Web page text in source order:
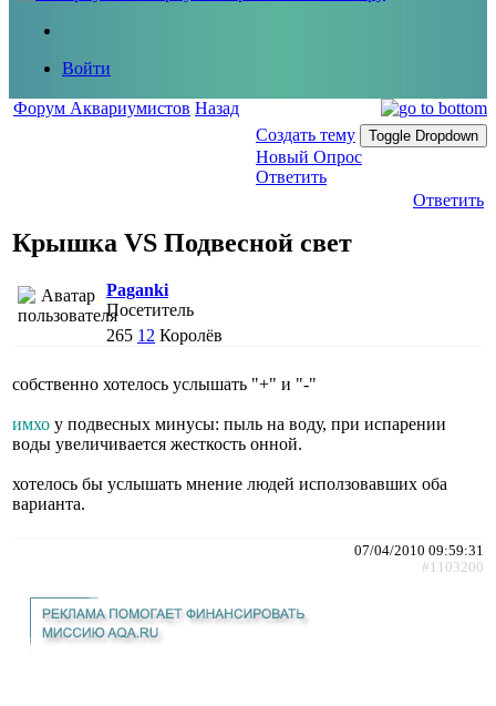
Войти
Форум Аквариумистов Назад
Создать тему
Toggle Dropdown
Новый Опрос
Ответить
Ответить
Крышка VS Подвесной свет
Paganki
Посетитель
265 12 Королёв
собственно хотелось услышать "+" и "-"
имхо у подвесных минусы: пыль на воду, при испарении
воды увеличивается жесткость онной.
хотелось бы услышать мнение людей исползовавших оба
варианта.
07/04/2010 09:59:31
#1103200